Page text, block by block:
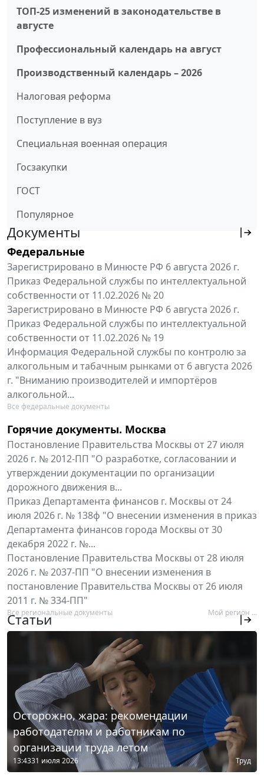
ТОП-25 изменений в законодательстве в
августе
Профессиональный календарь на август
Производственный календарь – 2026
Налоговая реформа
Поступление в вуз
Специальная военная операция
Госзакупки
ГОСТ
Популярное
Документы
Федеральные
Зарегистрировано в Минюсте РФ 6 августа 2026 г.
Приказ Федеральной службы по интеллектуальной
собственности от 11.02.2026 № 20
Зарегистрировано в Минюсте РФ 6 августа 2026 г.
Приказ Федеральной службы по интеллектуальной
собственности от 11.02.2026 № 19
Информация Федеральной службы по контролю за
алкогольным и табачным рынками от 6 августа 2026
г. "Вниманию производителей и импортёров
алкогольной...
Все федеральные документы
Горячие документы. Москва
Постановление Правительства Москвы от 27 июля
2026 г. № 2012-ПП "О разработке, согласовании и
утверждении документации по организации
дорожного движения в...
Приказ Департамента финансов г. Москвы от 24
июля 2026 г. № 138ф "О внесении изменения в приказ
Департамента финансов города Москвы от 30
декабря 2022 г. №...
Постановление Правительства Москвы от 28 июля
2026 г. № 2037-ПП "О внесении изменения в
постановление Правительства Москвы от 26 июля
2011 г. № 334-ПП"
Все региональные документы Мой регион ...
Статьи
Осторожно, жара: рекомендации
работодателям и работникам по
организации труда летом
13:4331 июля 2026 Труд